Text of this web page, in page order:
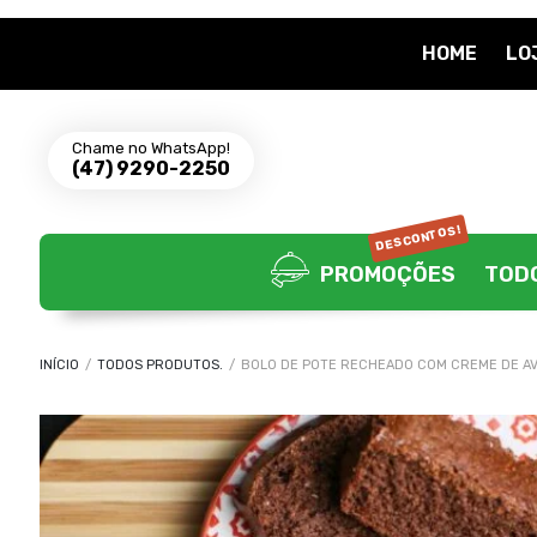
HOME
Chame no WhatsApp!
(47) 9290-2250
PROMOÇÕES
DESCONTOS!
INÍCIO / TODOS PRODUTOS. / BOLO DE POTE RECHEADO COM CREME DE